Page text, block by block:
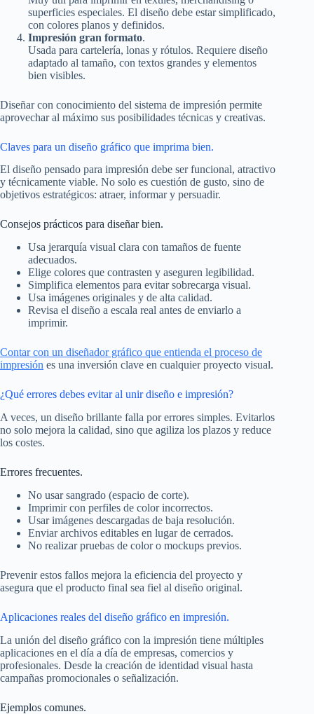
superficies especiales. El diseño debe estar simplificado,
con colores planos y definidos.
Impresión gran formato.
Usada para cartelería, lonas y rótulos. Requiere diseño
adaptado al tamaño, con textos grandes y elementos
bien visibles.
Diseñar con conocimiento del sistema de impresión permite
aprovechar al máximo sus posibilidades técnicas y creativas.
Claves para un diseño gráfico que imprima bien.
El diseño pensado para impresión debe ser funcional, atractivo
y técnicamente viable. No solo es cuestión de gusto, sino de
objetivos estratégicos: atraer, informar y persuadir.
Consejos prácticos para diseñar bien.
Usa jerarquía visual clara con tamaños de fuente
adecuados.
Elige colores que contrasten y aseguren legibilidad.
Simplifica elementos para evitar sobrecarga visual.
Usa imágenes originales y de alta calidad.
Revisa el diseño a escala real antes de enviarlo a
imprimir.
Contar con un diseñador gráfico que entienda el proceso de
impresión es una inversión clave en cualquier proyecto visual.
¿Qué errores debes evitar al unir diseño e impresión?
A veces, un diseño brillante falla por errores simples. Evitarlos
no solo mejora la calidad, sino que agiliza los plazos y reduce
los costes.
Errores frecuentes.
No usar sangrado (espacio de corte).
Imprimir con perfiles de color incorrectos.
Usar imágenes descargadas de baja resolución.
Enviar archivos editables en lugar de cerrados.
No realizar pruebas de color o mockups previos.
Prevenir estos fallos mejora la eficiencia del proyecto y
asegura que el producto final sea fiel al diseño original.
Aplicaciones reales del diseño gráfico en impresión.
La unión del diseño gráfico con la impresión tiene múltiples
aplicaciones en el día a día de empresas, comercios y
profesionales. Desde la creación de identidad visual hasta
campañas promocionales o señalización.
Ejemplos comunes.